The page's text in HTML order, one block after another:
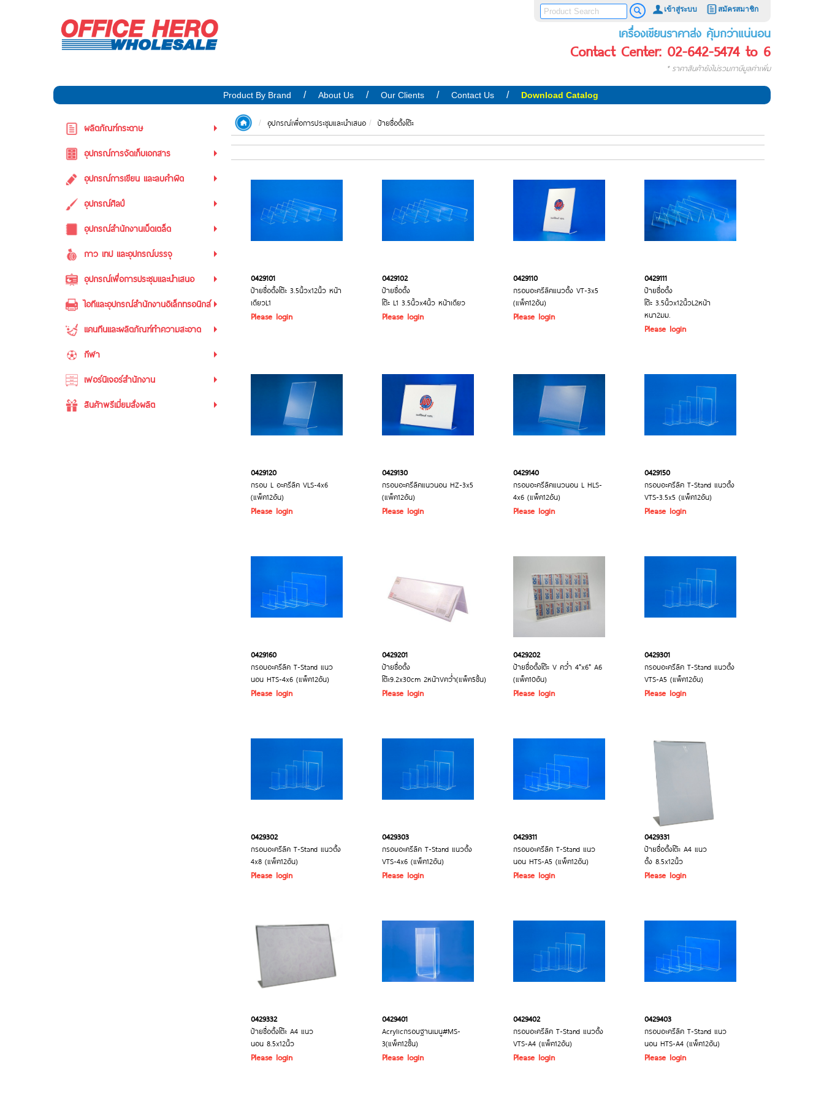
เข้าสู่ระบบ สมัครสมาชิก
เครื่องเขียนราคาส่ง คุ้มกว่าแน่นอน
Contact Center: 02-642-5474 to 6
* ราคาสินค้ายังไม่รวมภาษีมูลค่าเพิ่ม
Product By Brand About Us Our Clients Contact Us Download Catalog
ผลิตภัณฑ์กระดาษ
อุปกรณ์การจัดเก็บเอกสาร
อุปกรณ์การเขียน และลบคำผิด
อุปกรณ์ศิลป์
อุปกรณ์สำนักงานเบ็ดเตล็ด
กาว เทป และอุปกรณ์บรรจุ
อุปกรณ์เพื่อการประชุมและนำเสนอ
ไอทีและอุปกรณ์สำนักงานอิเล็กทรอนิกส์
แคนทีนและผลิตภัณฑ์ทำความสะอาด
กีฬา
เฟอร์นิเจอร์สำนักงาน
สินค้าพรีเมี่ยมสั่งผลิต
อุปกรณ์เพื่อการประชุมและนำเสนอ ป้ายชื่อตั้งโต๊ะ
0429101
ป้ายชื่อตั้งโต๊ะ 3.5นิ้วx12นิ้ว หน้า
เดียวL1
Please login
0429102
ป้ายชื่อตั้ง
โต๊ะ L1 3.5นิ้วx4นิ้ว หน้าเดียว
Please login
0429110
กรอบอะครีลิคแนวตั้ง VT-3x5
(แพ็ค12อัน)
Please login
0429111
ป้ายชื่อตั้ง
โต๊ะ 3.5นิ้วx12นิ้วL2หน้า
หนา2มม.
Please login
0429120
กรอบ L อะครีลิค VLS-4x6
(แพ็ค12อัน)
Please login
0429130
กรอบอะครีลิคแนวนอน HZ-3x5
(แพ็ค12อัน)
Please login
0429140
กรอบอะครีลิคแนวนอน L HLS-
4x6 (แพ็ค12อัน)
Please login
0429150
กรอบอะครีลิค T-Stand แนวตั้ง
VTS-3.5x5 (แพ็ค12อัน)
Please login
0429160
กรอบอะครีลิค T-Stand แนว
นอน HTS-4x6 (แพ็ค12อัน)
Please login
0429201
ป้ายชื่อตั้ง
โต๊ะ9.2x30cm 2หน้าVคว่ำ(แพ็ค5ชิ้น)
Please login
0429202
ป้ายชื่อตั้งโต๊ะ V คว่ำ 4"x6" A6
(แพ็ค10อัน)
Please login
0429301
กรอบอะครีลิค T-Stand แนวตั้ง
VTS-A5 (แพ็ค12อัน)
Please login
0429302
กรอบอะครีลิค T-Stand แนวตั้ง
4x8 (แพ็ค12อัน)
Please login
0429303
กรอบอะครีลิค T-Stand แนวตั้ง
VTS-4x6 (แพ็ค12อัน)
Please login
0429311
กรอบอะครีลิค T-Stand แนว
นอน HTS-A5 (แพ็ค12อัน)
Please login
0429331
ป้ายชื่อตั้งโต๊ะ A4 แนว
ตั้ง 8.5x12นิ้ว
Please login
0429332
ป้ายชื่อตั้งโต๊ะ A4 แนว
นอน 8.5x12นิ้ว
Please login
0429401
Acrylicกรอบฐานเมนู#MS-
3(แพ็ค12ชิ้น)
Please login
0429402
กรอบอะครีลิค T-Stand แนวตั้ง
VTS-A4 (แพ็ค12อัน)
Please login
0429403
กรอบอะครีลิค T-Stand แนว
นอน HTS-A4 (แพ็ค12อัน)
Please login